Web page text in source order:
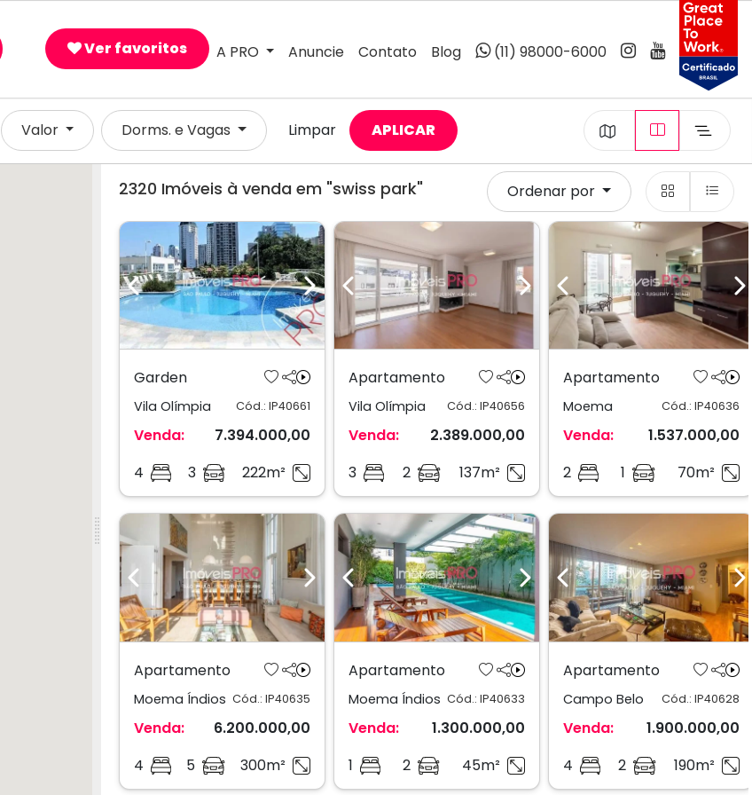
Ver favoritos A PRO Anuncie Contato Blog (11) 98000-6000
Valor Dorms. e Vagas Limpar APLICAR
2320 Imóveis à venda em "swiss park" Ordenar por
Previous Next
Garden
Vila Olímpia Cód.: IP40661
Venda:
7.394.000,00
4
3 222m²
Previous Next
Apartamento
Vila Olímpia Cód.: IP40656
Venda:
2.389.000,00
3
2 137m²
Previous
Apartamento
Moema Cód.: IP40636
Venda:
1.537.000,00
2
1 70m²
Previous Next
Apartamento
Moema Índios Cód.: IP40635
Venda:
6.200.000,00
4
5 300m²
Previous Next
Apartamento
Moema Índios Cód.: IP40633
Venda:
1.300.000,00
1
2 45m²
Previous
Apartamento
Campo Belo Cód.: IP40628
Venda:
1.900.000,00
4
2 190m²